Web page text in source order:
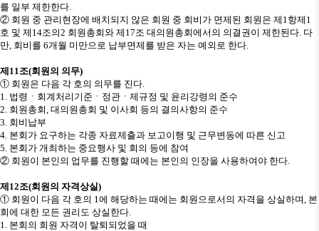
를 일부 제한한다.
② 회원 중 관리현장에 배치되지 않은 회원 중 회비가 면제된 회원은 제 1항제 1
호 및 제 14조의2 회원총회와 제 17조 대의원총회에서의 의결권이 제한된다. 다
만, 회비를 6개월 미만으로 납부면제를 받은 자는 예외로 한다.
제 11조(회원의 의무)
① 회원은 다음 각 호의 의무를 진다.
1. 법령 ㆍ 회계처리기준 ㆍ 정관 ㆍ 제규정 및 윤리강령의 준수
2. 회원총회, 대의원총회 및 이사회 등의 결의사항의 준수
3. 회비납부
4. 본회가 요구하는 각종 자료제출과 보고이행 및 근무변동에 따른 신고
5. 본회가 개최하는 중요행사 및 회의 등에 참여
② 회원이 본인의 업무를 진행할 때에는 본인의 인장을 사용하여야 한다.
제 12조(회원의 자격상실)
① 회원이 다음 각 호의 1에 해당하는 때에는 회원으로서의 자격을 상실하며, 본
회에 대한 모든 권리도 상실한다.
1. 본회의 회원 자격이 탈퇴되었을 때